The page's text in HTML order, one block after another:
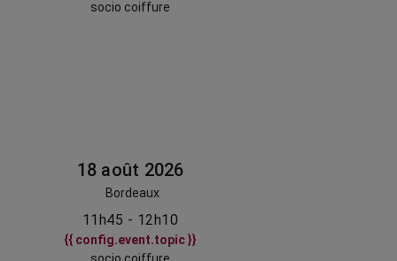
socio coiffure
18 août 2026
Bordeaux
11h45 - 12h10
{{ config.event.topic }}